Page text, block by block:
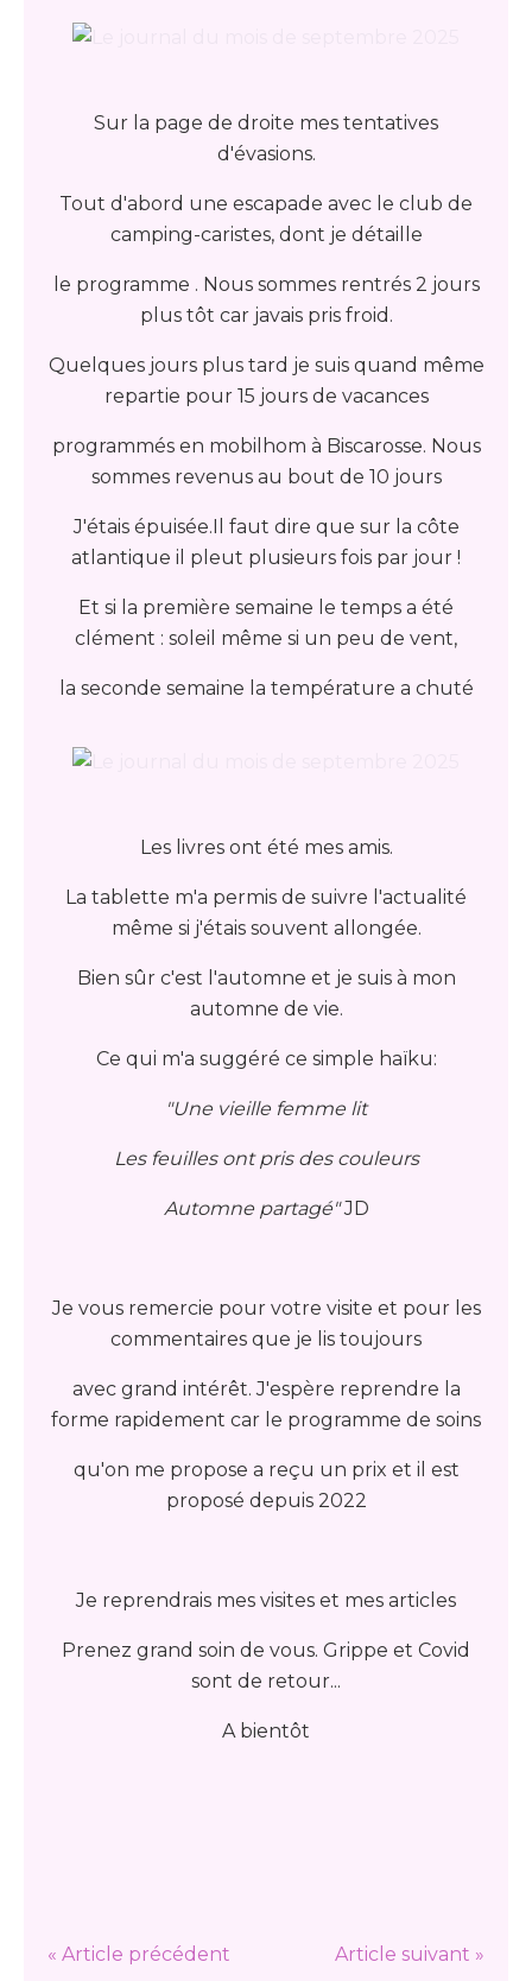
Sur la page de droite mes tentatives
d'évasions.
Tout d'abord une escapade avec le club de
camping-caristes, dont je détaille
le programme . Nous sommes rentrés 2 jours
plus tôt car javais pris froid.
Quelques jours plus tard je suis quand même
repartie pour 15 jours de vacances
programmés en mobilhom à Biscarosse. Nous
sommes revenus au bout de 10 jours
J'étais épuisée.Il faut dire que sur la côte
atlantique il pleut plusieurs fois par jour !
Et si la première semaine le temps a été
clément : soleil même si un peu de vent,
la seconde semaine la température a chuté
Les livres ont été mes amis.
La tablette m'a permis de suivre l'actualité
même si j'étais souvent allongée.
Bien sûr c'est l'automne et je suis à mon
automne de vie.
Ce qui m'a suggéré ce simple haïku:
"Une vieille femme lit
Les feuilles ont pris des couleurs
Automne partagé"JD
Je vous remercie pour votre visite et pour les
commentaires que je lis toujours
avec grand intérêt. J'espère reprendre la
forme rapidement car le programme de soins
qu'on me propose a reçu un prix et il est
proposé depuis 2022
Je reprendrais mes visites et mes articles
Prenez grand soin de vous. Grippe et Covid
sont de retour...
A bientôt
« Article précédent Article suivant »